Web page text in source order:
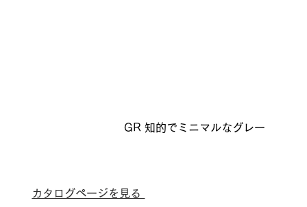
GR 知的でミニマルなグレー
カタログページを見る